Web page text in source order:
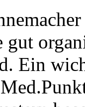
gut
Ein